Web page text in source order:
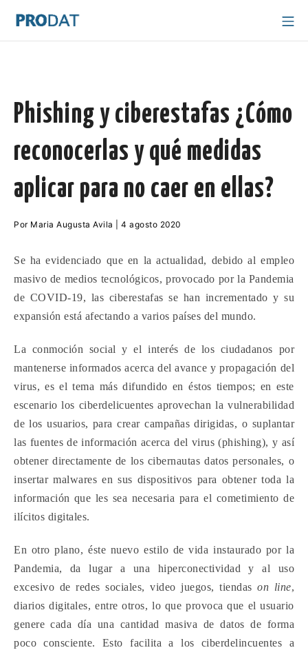
contenido
PRODAT Valencia
Phishing y ciberestafas ¿Cómo
reconocerlas y qué medidas
aplicar para no caer en ellas?
Por Maria Augusta Avila 4 agosto 202017
Se ha evidenciado que en la actualidad, debido al empleo
masivo de medios tecnológicos, provocado por la Pandemia
de COVID-19, las ciberestafas se han incrementado y su
expansión está afectando a varios países del mundo.
La conmoción social y el interés de los ciudadanos por
mantenerse informados acerca del avance y propagación del
virus, es el tema más difundido en éstos tiempos; en este
escenario los ciberdelicuentes aprovechan la vulnerabilidad
de los usuarios, para crear campañas dirigidas, o suplantar
las fuentes de información acerca del virus (phishing), y así
obtener directamente de los cibernautas datos personales, o
insertar malwares en sus dispositivos para obtener toda la
información que les sea necesaria para el cometimiento de
ilícitos digitales.
En otro plano, éste nuevo estilo de vida instaurado por la
Pandemia, da lugar a una hiperconectividad y al uso
excesivo de redes sociales, video juegos, tiendas on line,
diarios digitales, entre otros, lo que provoca que el usuario
genere cada día una cantidad masiva de datos de forma
poco consciente. Esto facilita a los ciberdelincuentes a